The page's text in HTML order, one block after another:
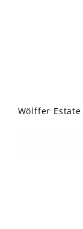
Wölffer Estate